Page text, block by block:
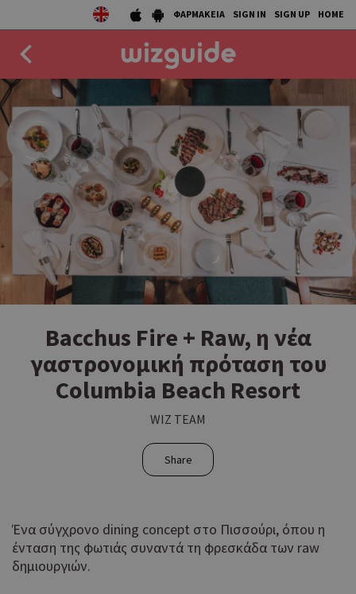
ΦΑΡΜΑΚΕΙΑ SIGN IN SIGN UP HOME
DRINK
50 BEST
AGENDA
COLLECTIONS
STORIES
Bacchus Fire + Raw, η νέα
γαστρονομική πρόταση του
Columbia Beach Resort
WIZ TEAM
Share
Ένα σύγχρονο dining concept στο Πισσούρι, όπου η
ένταση της φωτιάς συναντά τη φρεσκάδα των raw
δημιουργιών.